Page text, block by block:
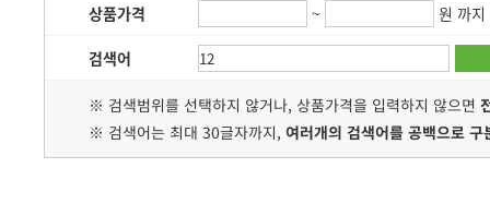
상품가격 ~ 원 까지
검색어
※ 검색범위를 선택하지 않거나, 상품가격을 입력하지 않으면
※ 검색어는 최대 30글자까지,여러개의 검색어를 공백으로 구